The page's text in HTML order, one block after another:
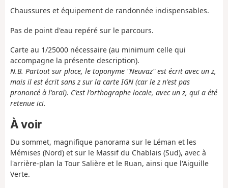
Chaussures et équipement de randonnée indispensables.
Pas de point d'eau repéré sur le parcours.
Carte au 1/25000 nécessaire (au minimum celle qui
accompagne la présente description).
N.B. Partout sur place, le toponyme "Neuvaz" est écrit avec un z,
mais il est écrit sans z sur la carte IGN (car le z n'est pas
prononcé à l'oral). C'est l'orthographe locale, avec un z, qui a été
retenue ici.
À voir
Du sommet, magnifique panorama sur le Léman et les
Mémises (Nord) et sur le Massif du Chablais (Sud), avec à
l'arrière-plan la Tour Salière et le Ruan, ainsi que l'Aiguille
Verte.